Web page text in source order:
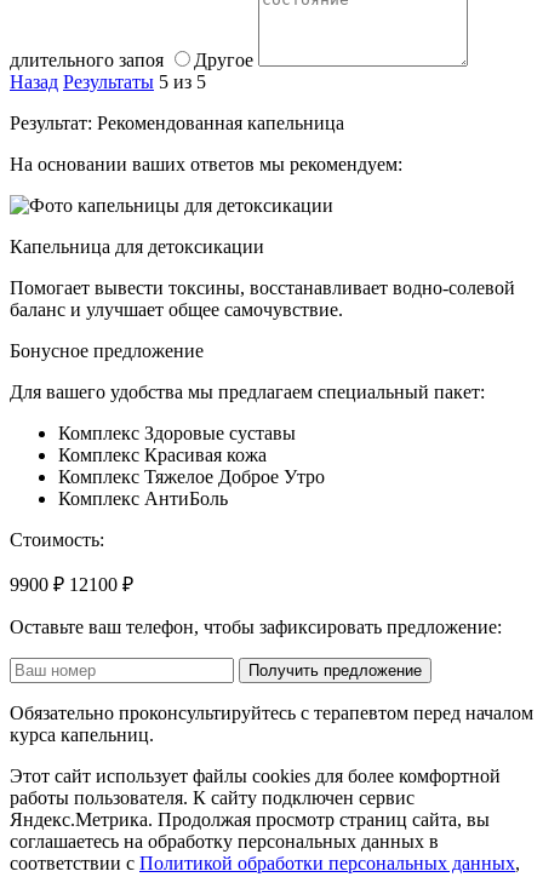
длительного запоя
Другое
Назад Результаты 5 из 5
Результат: Рекомендованная капельница
На основании ваших ответов мы рекомендуем:
Капельница для детоксикации
Помогает вывести токсины, восстанавливает водно-солевой
баланс и улучшает общее самочувствие.
Бонусное предложение
Для вашего удобства мы предлагаем специальный пакет:
Комплекс Здоровые суставы
Комплекс Красивая кожа
Комплекс Тяжелое Доброе Утро
Комплекс АнтиБоль
Стоимость:
9900 ₽ 12100 ₽
Оставьте ваш телефон, чтобы зафиксировать предложение:
Получить предложение
Обязательно проконсультируйтесь с терапевтом перед началом
курса капельниц.
Этот сайт использует файлы cookies для более комфортной
работы пользователя. К сайту подключен сервис
Яндекс.Метрика. Продолжая просмотр страниц сайта, вы
соглашаетесь на обработку персональных данных в
соответствии с Политикой обработки персональных данных,